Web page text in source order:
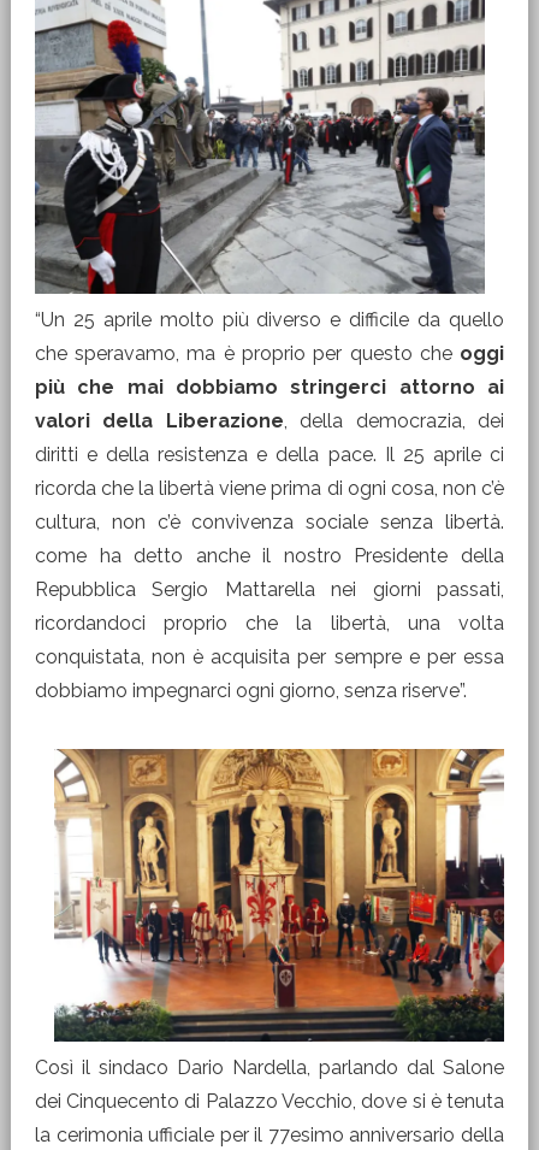
“Un 25 aprile molto più diverso e difficile da quello
che speravamo, ma è proprio per questo che oggi
più che mai dobbiamo stringerci attorno ai
valori della Liberazione, della democrazia, dei
diritti e della resistenza e della pace. Il 25 aprile ci
ricorda che la libertà viene prima di ogni cosa, non c’è
cultura, non c’è convivenza sociale senza libertà.
come ha detto anche il nostro Presidente della
Repubblica Sergio Mattarella nei giorni passati,
ricordandoci proprio che la libertà, una volta
conquistata, non è acquisita per sempre e per essa
dobbiamo impegnarci ogni giorno, senza riserve”.
Così il sindaco Dario Nardella, parlando dal Salone
dei Cinquecento di Palazzo Vecchio, dove si è tenuta
la cerimonia ufficiale per il 77esimo anniversario della